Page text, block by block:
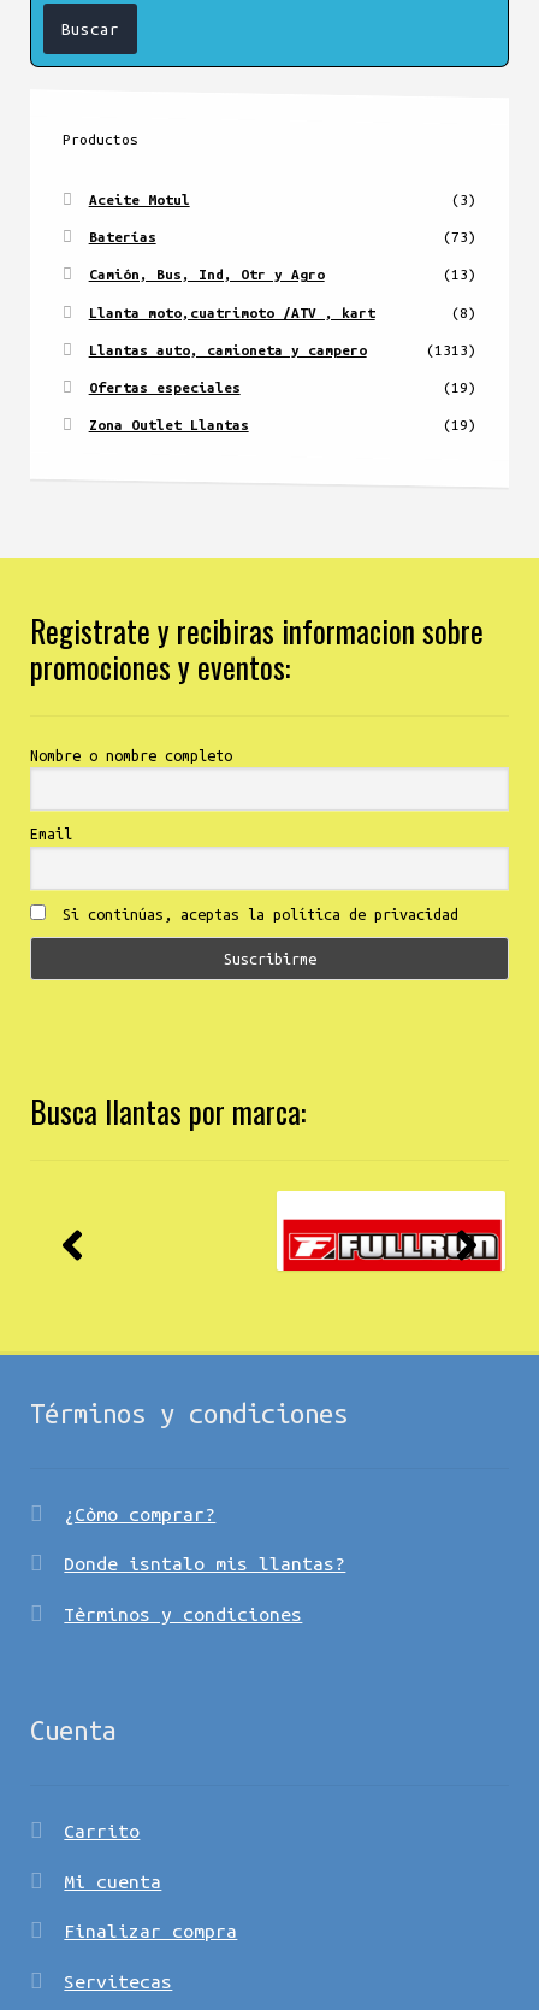
Productos
Aceite Motul (3)
Baterías (73)
Camión, Bus, Ind, Otr y Agro (13)
Llanta moto,cuatrimoto /ATV , kart (8)
Llantas auto, camioneta y campero (1313)
Ofertas especiales (19)
Zona Outlet Llantas (19)
Registrate y recibiras informacion sobre
promociones y eventos:
Nombre o nombre completo
Email
Si continúas, aceptas la política de privacidad
Busca llantas por marca:
Términos y condiciones
¿Còmo comprar?
Donde isntalo mis llantas?
Tèrminos y condiciones
Cuenta
Carrito
Mi cuenta
Finalizar compra
Servitecas